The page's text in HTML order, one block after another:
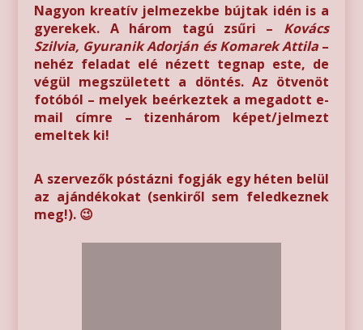
Nagyon kreatív jelmezekbe bújtak idén is a
gyerekek. A három tagú zsűri – Kovács
Szilvia, Gyuranik Adorján és Komarek Attila–
nehéz feladat elé nézett tegnap este, de
végül megszületett a döntés. Az ötvenöt
fotóból – melyek beérkeztek a megadott e-
mail címre – tizenhárom képet/jelmezt
emeltek ki!
A szervezők póstázni fogják egy héten belül
az ajándékokat (senkiről sem feledkeznek
meg!). 😉